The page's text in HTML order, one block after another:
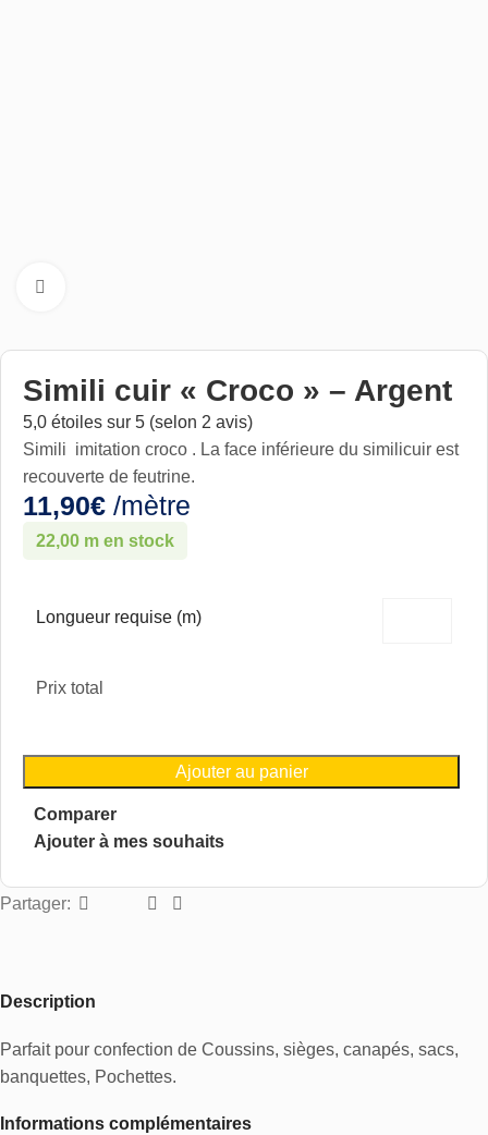
Simili cuir « Croco » – Argent
5,0 étoiles sur 5 (selon 2 avis)
Simili imitation croco . La face inférieure du similicuir est
recouverte de feutrine.
11,90€ /mètre
22,00 m en stock
Longueur requise (m)
Prix total
Ajouter au panier
Comparer
Ajouter à mes souhaits
Partager:
Description
Parfait pour confection de Coussins, sièges, canapés, sacs,
banquettes, Pochettes.
Informations complémentaires